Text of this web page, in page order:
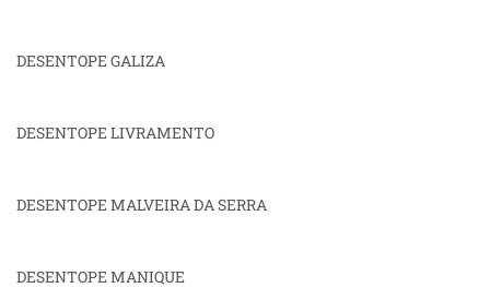
DESENTOPE GALIZA
DESENTOPE LIVRAMENTO
DESENTOPE MALVEIRA DA SERRA
DESENTOPE MANIQUE